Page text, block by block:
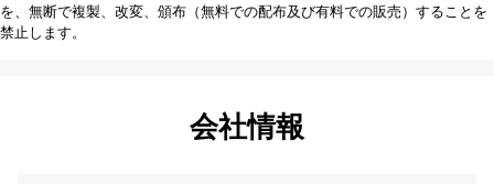
を、無断で複製、改変、頒布（無料での配布及び有料での販売）することを
禁止します。
会社情報